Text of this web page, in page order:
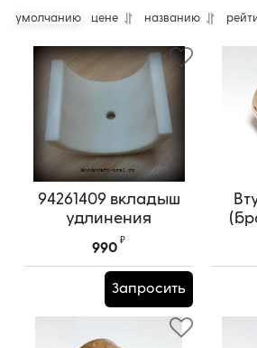
умолчанию цене названию
94261409 вкладыш
удлинения
990
₽
Запросить